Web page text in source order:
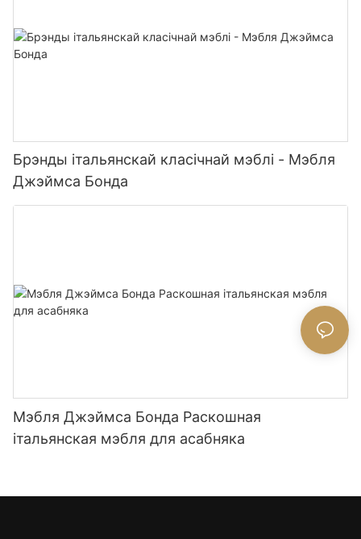
Брэнды італьянскай класічнай мэблі - Мэбля
Джэймса Бонда
Мэбля Джэймса Бонда Раскошная
італьянская мэбля для асабняка